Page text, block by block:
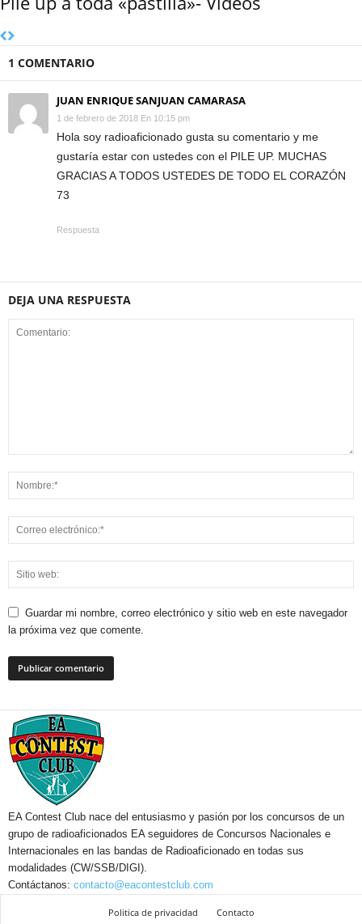
1 COMENTARIO
JUAN ENRIQUE SANJUAN CAMARASA
1 de febrero de 2018 En 10:15 pm
Hola soy radioaficionado gusta su comentario y me
gustaría estar con ustedes con el PILE UP. MUCHAS
GRACIAS A TODOS USTEDES DE TODO EL CORAZÓN
73
Respuesta
DEJA UNA RESPUESTA
Guardar mi nombre, correo electrónico y sitio web en este navegador
la próxima vez que comente.
EA Contest Club nace del entusiasmo y pasión por los concursos de un
grupo de radioaficionados EA seguidores de Concursos Nacionales e
Internacionales en las bandas de Radioaficionado en todas sus
modalidades (CW/SSB/DIGI).
Contáctanos: contacto@eacontestclub.com
Politica de privacidad Contacto